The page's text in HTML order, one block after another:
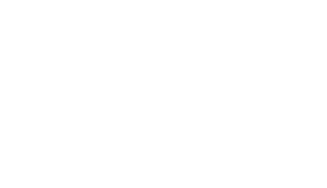
报刊报道
位＂
结暨整改提高阶段动员大会
修工程施工合同》示范文本意见
綦江县工商局
象
工作